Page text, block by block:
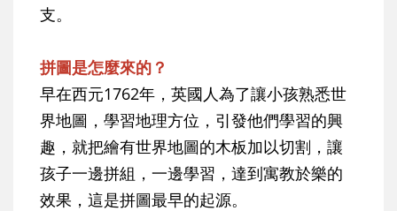
支。
拼圖是怎麼來的？
早在西元1762年，英國人為了讓小孩熟悉世
界地圖，學習地理方位，引發他們學習的興
趣，就把繪有世界地圖的木板加以切割，讓
孩子一邊拼組，一邊學習，達到寓教於樂的
效果，這是拼圖最早的起源。